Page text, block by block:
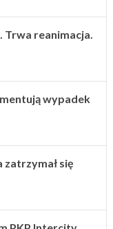
Trwa reanimacja.
wypadek
zatrzymał się